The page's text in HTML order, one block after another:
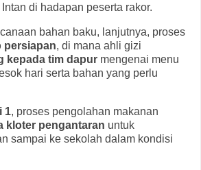
di hadapan peserta rakor.
bahan baku, lanjutnya, proses
persiapan, di mana ahli gizi
kepada tim dapur mengenai menu
hari serta bahan yang perlu
1, proses pengolahan makanan
kloter pengantaran untuk
sampai ke sekolah dalam kondisi